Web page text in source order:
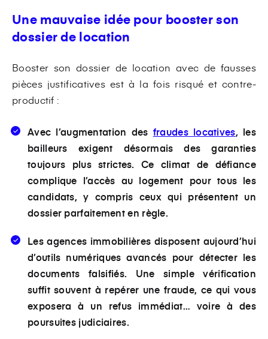
Une mauvaise idée pour booster son
dossier de location
Booster son dossier de location avec de fausses
pièces justificatives est à la fois risqué et contre-
productif :
Avec l’augmentation des fraudes locatives, les
bailleurs exigent désormais des garanties
toujours plus strictes. Ce climat de défiance
complique l’accès au logement pour tous les
candidats, y compris ceux qui présentent un
dossier parfaitement en règle.
Les agences immobilières disposent aujourd’hui
d’outils numériques avancés pour détecter les
documents falsifiés. Une simple vérification
suffit souvent à repérer une fraude, ce qui vous
exposera à un refus immédiat… voire à des
poursuites judiciaires.